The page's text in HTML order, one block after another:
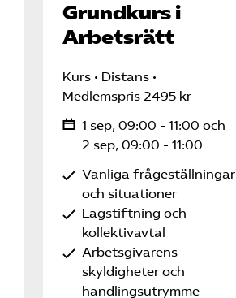
Grundkurs i
Arbetsrätt
Kurs
Distans
Medlemspris 2495 kr
1 sep, 09:00 - 11:00 och
2 sep, 09:00 - 11:00
Vanliga frågeställningar
och situationer
Lagstiftning och
kollektivavtal
Arbetsgivarens
skyldigheter och
handlingsutrymme